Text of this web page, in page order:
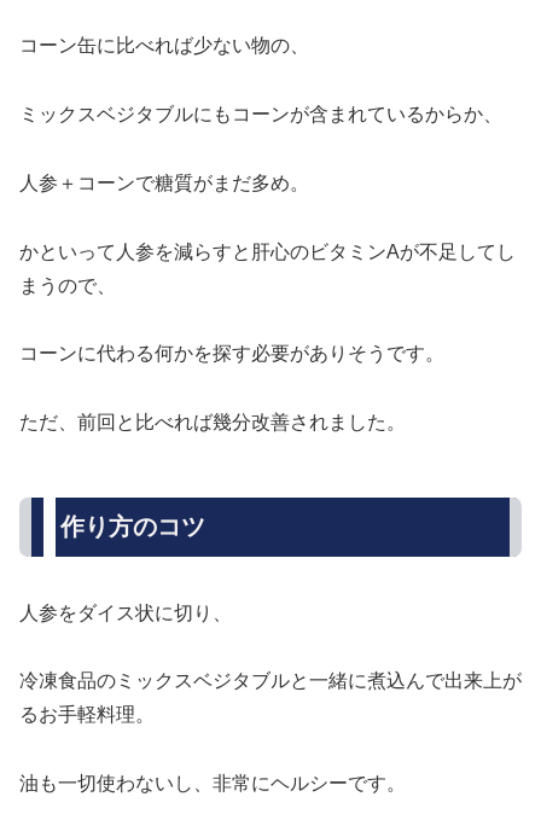
コーン缶に比べれば少ない物の、
ミックスベジタブルにもコーンが含まれているからか、
人参＋コーンで糖質がまだ多め。
かといって人参を減らすと肝心のビタミンAが不足してし
まうので、
コーンに代わる何かを探す必要がありそうです。
ただ、前回と比べれば幾分改善されました。
作り方のコツ
人参をダイス状に切り、
冷凍食品のミックスベジタブルと一緒に煮込んで出来上が
るお手軽料理。
油も一切使わないし、非常にヘルシーです。